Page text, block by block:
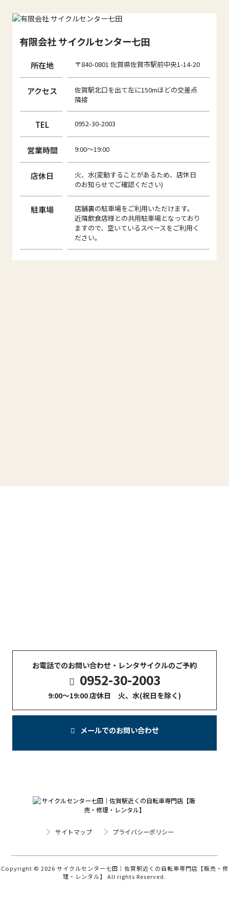
有限会社 サイクルセンター七田
所在地 〒840-0801 佐賀県佐賀市駅前中央1-14-20
アクセス
佐賀駅北口を出て左に150mほどの交差点
隣接
TEL 0952-30-2003
営業時間 9:00～19:00
店休日
火、水(変動することがあるため、店休日
のお知らせでご確認ください)
駐車場
店舗裏の駐車場をご利用いただけます。
近隣飲食店様との共用駐車場となっており
ますので、空いているスペースをご利用く
ださい。
お電話でのお問い合わせ・レンタサイクルのご予約
0952-30-2003
9:00〜19:00 店休日 火、水(祝日を除く)
メールでのお問い合わせ
サイトマップ プライバシーポリシー
Copyright © 2026 サイクルセンター七田｜佐賀駅近くの自転車専門店【販売・修
理・レンタル】 All rights Reserved.